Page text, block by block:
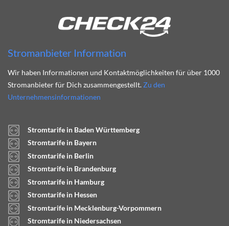
Stromanbieter Information
Wir haben Informationen und Kontaktmöglichkeiten für über 1000
Stromanbieter für Dich zusammengestellt. Zu den
Unternehmensinformationen
Stromtarife in Baden Württemberg
Stromtarife in Bayern
Stromtarife in Berlin
Stromtarife in Brandenburg
Stromtarife in Hamburg
Stromtarife in Hessen
Stromtarife in Mecklenburg-Vorpommern
Stromtarife in Niedersachsen